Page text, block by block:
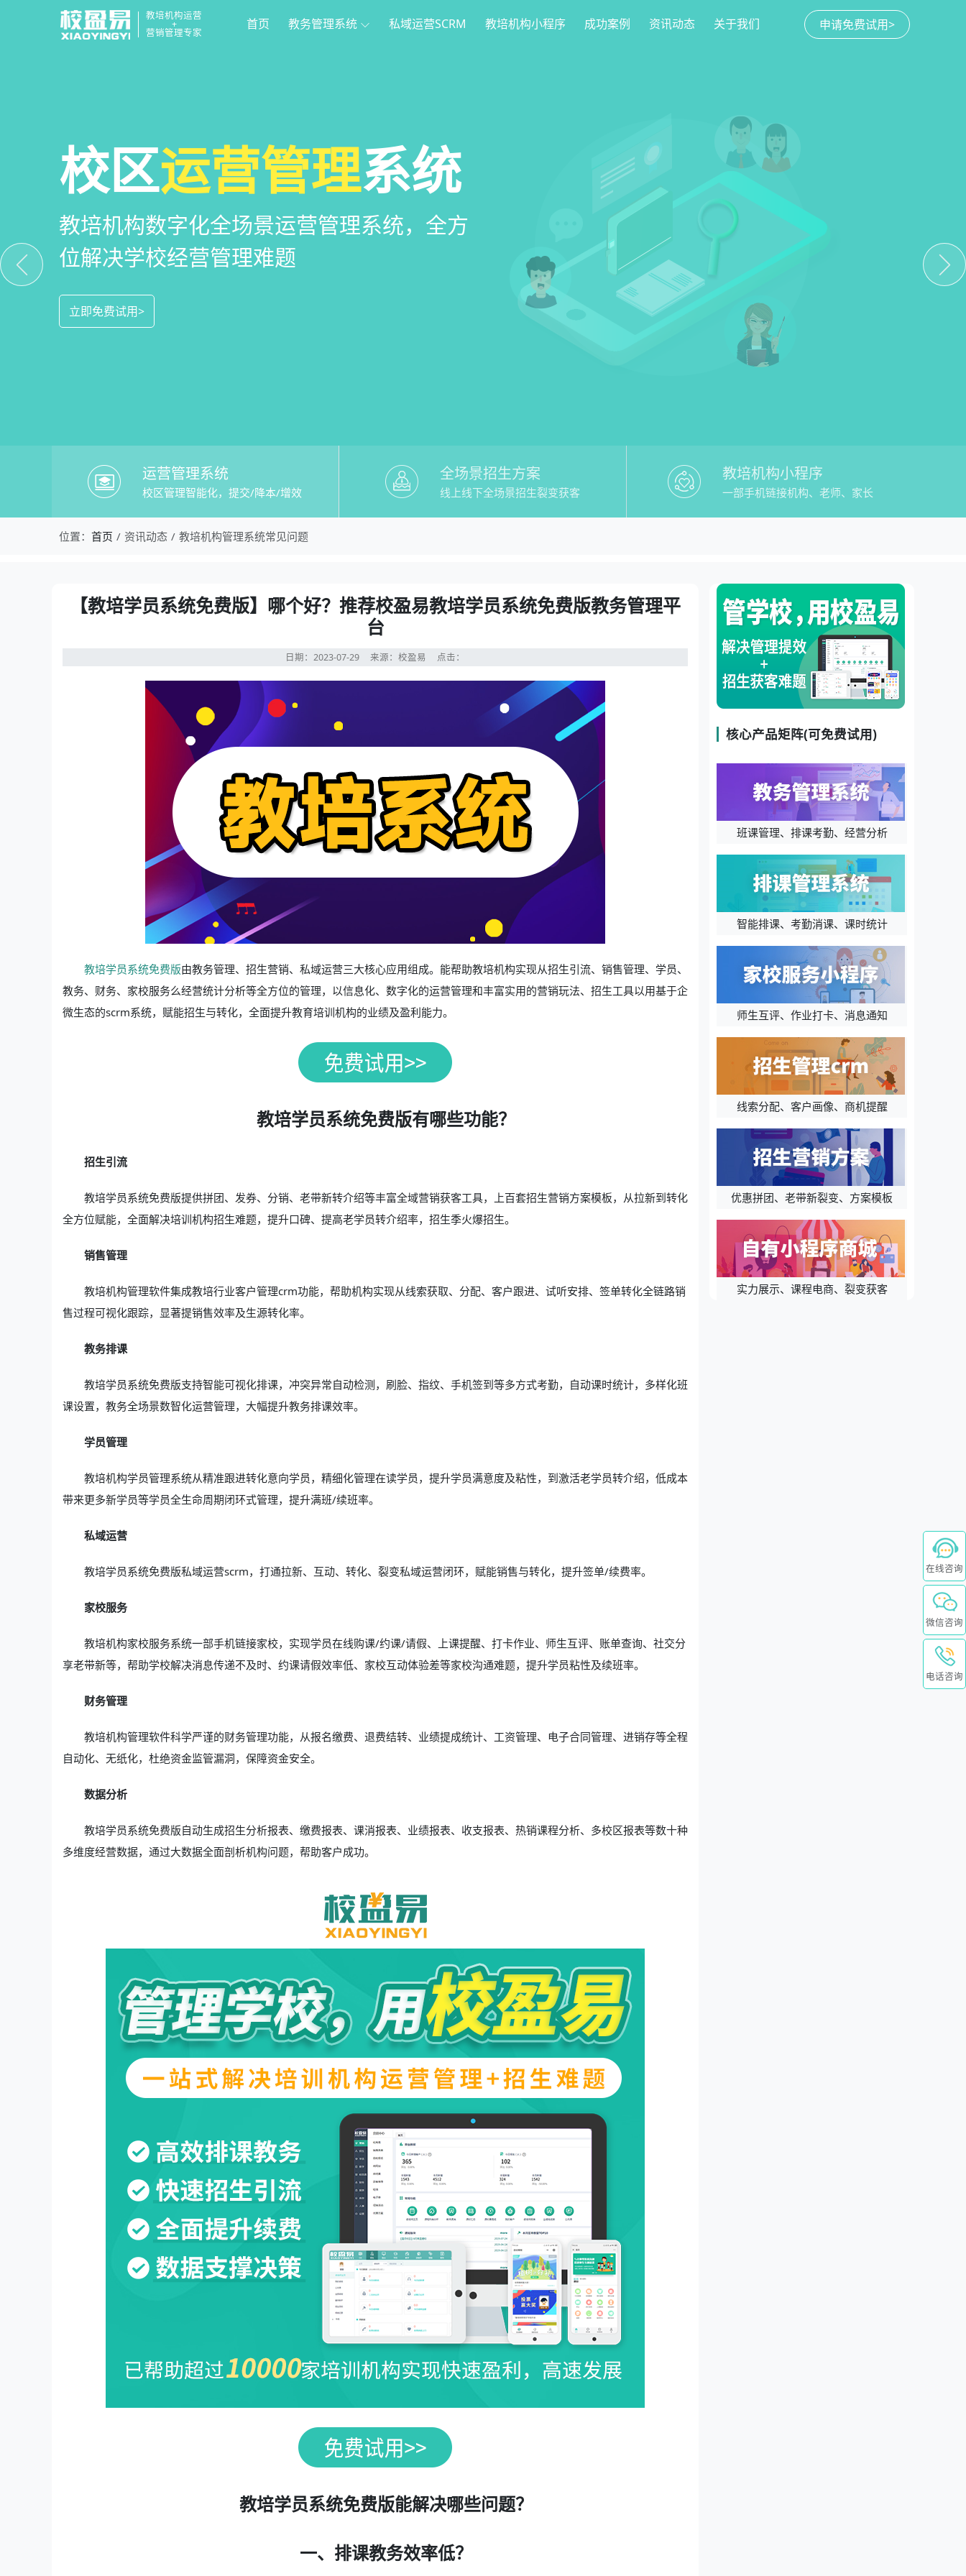
教培机构运营
+
营销管理专家
申请免费试用>
首页 教务管理系统 私域运营SCRM 教培机构小程序 成功案例 资讯动态 关于我们
教培机构小程序
一部手机链接机构、学员、家长，管理更便
捷，互动零距离，体验更满意
立即免费试用>
校区运营管理系统
教培机构数字化全场景运营管理系统，全方
位解决学校经营管理难题
立即免费试用>
全场景招生方案
全场景招生方案+产品矩阵，帮助教育机构低
成本实现生源指数级增长
立即免费试用>
运营管理系统
校区管理智能化，提交/降本/增效
全场景招生方案
线上线下全场景招生裂变获客
教培机构小程序
一部手机链接机构、老师、家长
校盈易-教培机构管理系统常见问题-【教培学员系统免费版】哪个好？推荐校盈易教培学员系统免费版教务管理平台
位置： 首页 资讯动态 教培机构管理系统常见问题
资讯详情：【教培学员系统免费版】哪个好？推荐校盈易教培学员系统免费版教务管理平台
【教培学员系统免费版】哪个好？推荐校盈易教培学员系统免费版教务管理平
台
日期：2023-07-29 来源：校盈易 点击：
教培学员系统免费版由教务管理、招生营销、私域运营三大核心应用组成。能帮助教培机构实现从招生引流、销售管理、学员、
教务、财务、家校服务么经营统计分析等全方位的管理，以信息化、数字化的运营管理和丰富实用的营销玩法、招生工具以用基于企
微生态的scrm系统，赋能招生与转化，全面提升教育培训机构的业绩及盈利能力。
教培学员系统免费版有哪些功能？
招生引流
教培学员系统免费版提供拼团、发券、分销、老带新转介绍等丰富全域营销获客工具，上百套招生营销方案模板，从拉新到转化
全方位赋能，全面解决培训机构招生难题，提升口碑、提高老学员转介绍率，招生季火爆招生。
销售管理
教培机构管理软件集成教培行业客户管理crm功能，帮助机构实现从线索获取、分配、客户跟进、试听安排、签单转化全链路销
售过程可视化跟踪，显著提销售效率及生源转化率。
教务排课
教培学员系统免费版支持智能可视化排课，冲突异常自动检测，刷脸、指纹、手机签到等多方式考勤，自动课时统计，多样化班
课设置，教务全场景数智化运营管理，大幅提升教务排课效率。
学员管理
教培机构学员管理系统从精准跟进转化意向学员，精细化管理在读学员，提升学员满意度及粘性，到激活老学员转介绍，低成本
带来更多新学员等学员全生命周期闭环式管理，提升满班/续班率。
私域运营
教培学员系统免费版私域运营scrm，打通拉新、互动、转化、裂变私域运营闭环，赋能销售与转化，提升签单/续费率。
家校服务
教培机构家校服务系统一部手机链接家校，实现学员在线购课/约课/请假、上课提醒、打卡作业、师生互评、账单查询、社交分
享老带新等，帮助学校解决消息传递不及时、约课请假效率低、家校互动体验差等家校沟通难题，提升学员粘性及续班率。
财务管理
教培机构管理软件科学严谨的财务管理功能，从报名缴费、退费结转、业绩提成统计、工资管理、电子合同管理、进销存等全程
自动化、无纸化，杜绝资金监管漏洞，保障资金安全。
数据分析
教培学员系统免费版自动生成招生分析报表、缴费报表、课消报表、业绩报表、收支报表、热销课程分析、多校区报表等数十种
多维度经营数据，通过大数据全面剖析机构问题，帮助客户成功。
教培学员系统免费版能解决哪些问题？
一、排课教务效率低？
核心产品矩阵(可免费试用)
班课管理、排课考勤、经营分析
智能排课、考勤消课、课时统计
师生互评、作业打卡、消息通知
线索分配、客户画像、商机提醒
优惠拼团、老带新裂变、方案模板
实力展示、课程电商、裂变获客
在线咨询
微信咨询
电话咨询